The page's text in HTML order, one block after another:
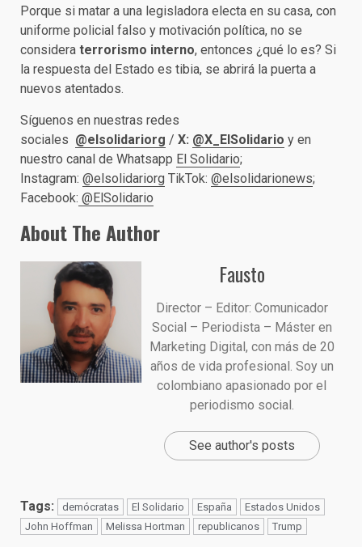
Porque si matar a una legisladora electa en su casa, con
uniforme policial falso y motivación política, no se
considera terrorismo interno, entonces ¿qué lo es? Si
la respuesta del Estado es tibia, se abrirá la puerta a
nuevos atentados.
Síguenos en nuestras redes
sociales @elsolidariorg / X: @X_ElSolidario y en
nuestro canal de Whatsapp El Solidario;
Instagram: @elsolidariorg TikTok: @elsolidarionews;
Facebook: @ElSolidario
About The Author
Fausto
Director – Editor: Comunicador
Social – Periodista – Máster en
Marketing Digital, con más de 20
años de vida profesional. Soy un
colombiano apasionado por el
periodismo social.
See author's posts
Tags: demócratas El Solidario España
Estados Unidos
John Hoffman
Melissa Hortman republicanos Trump